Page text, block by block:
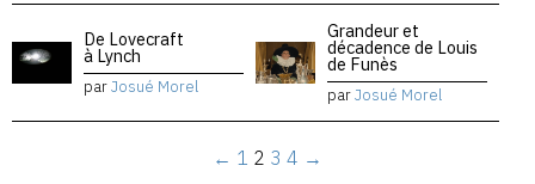
De Lovecraft
à Lynch
parJosué Morel
Grandeur et
décadence de Louis
de Funès
parJosué Morel
← 1 2 3 4 →